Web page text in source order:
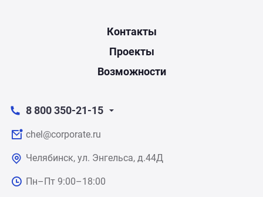
Контакты
Проекты
Возможности
8 800 350-21-15
chel@corporate.ru
Челябинск, ул. Энгельса, д.44Д
Пн–Пт 9:00–18:00